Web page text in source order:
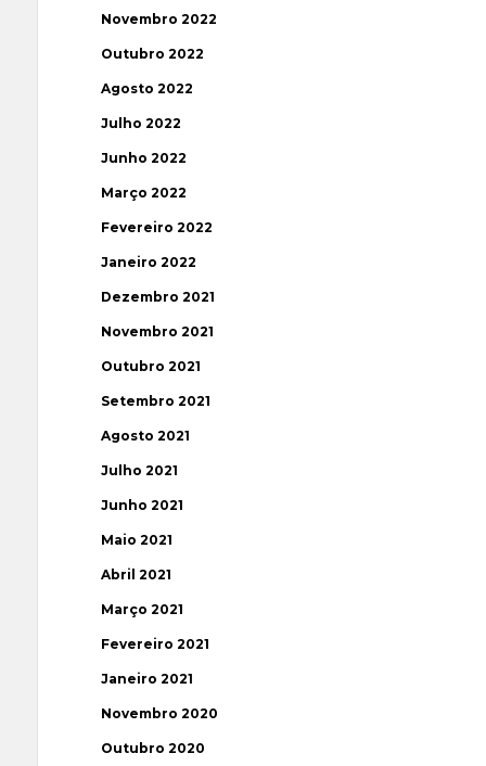
Novembro 2022
Outubro 2022
Agosto 2022
Julho 2022
Junho 2022
Março 2022
Fevereiro 2022
Janeiro 2022
Dezembro 2021
Novembro 2021
Outubro 2021
Setembro 2021
Agosto 2021
Julho 2021
Junho 2021
Maio 2021
Abril 2021
Março 2021
Fevereiro 2021
Janeiro 2021
Novembro 2020
Outubro 2020